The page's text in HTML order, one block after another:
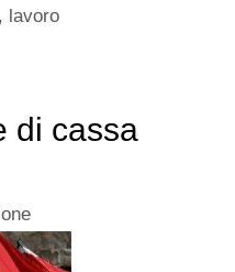
, lavoro
di cassa